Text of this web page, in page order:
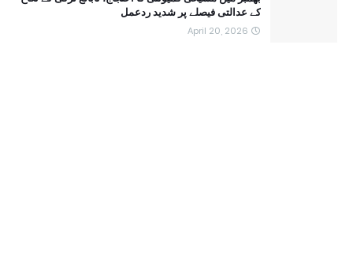
کے عدالتی فیصلے پر شدید ردعمل
April 20, 2026